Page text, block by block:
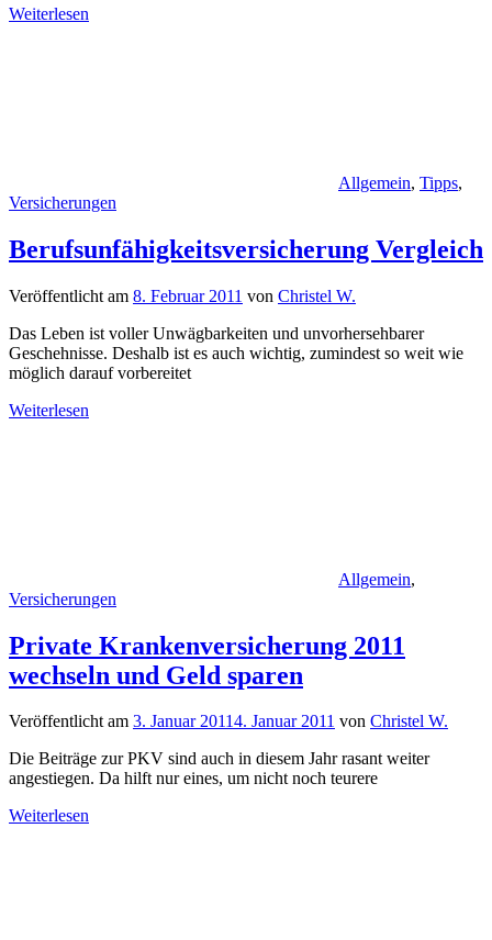
Weiterlesen
Allgemein, Tipps,
Versicherungen
Berufsunfähigkeitsversicherung Vergleich
Veröffentlicht am 8. Februar 2011 von Christel W.
Das Leben ist voller Unwägbarkeiten und unvorhersehbarer
Geschehnisse. Deshalb ist es auch wichtig, zumindest so weit wie
möglich darauf vorbereitet
Weiterlesen
Allgemein,
Versicherungen
Private Krankenversicherung 2011
wechseln und Geld sparen
Veröffentlicht am 3. Januar 20114. Januar 2011 von Christel W.
Die Beiträge zur PKV sind auch in diesem Jahr rasant weiter
angestiegen. Da hilft nur eines, um nicht noch teurere
Weiterlesen